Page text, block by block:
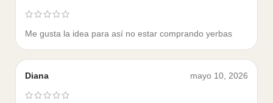
Me gusta la idea para así no estar comprando yerbas
Diana mayo 10, 2026